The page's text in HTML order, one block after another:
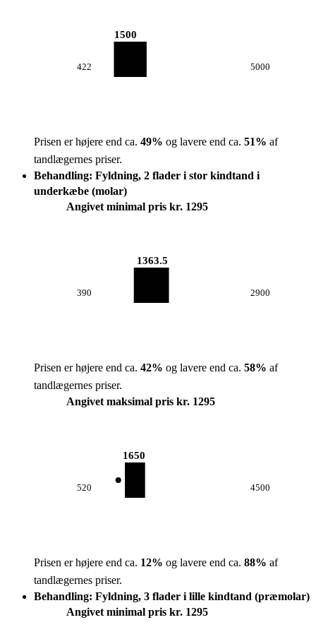
422
1500
5000
Prisen er højere end ca. 49% og lavere end ca. 51% af
tandlægernes priser.
Behandling: Fyldning, 2 flader i stor kindtand i
underkæbe (molar)
Angivet minimal pris kr. 1295
390
1363.5
2900
Prisen er højere end ca. 42% og lavere end ca. 58% af
tandlægernes priser.
Angivet maksimal pris kr. 1295
520
1650
4500
Prisen er højere end ca. 12% og lavere end ca. 88% af
tandlægernes priser.
Behandling: Fyldning, 3 flader i lille kindtand (præmolar)
Angivet minimal pris kr. 1295